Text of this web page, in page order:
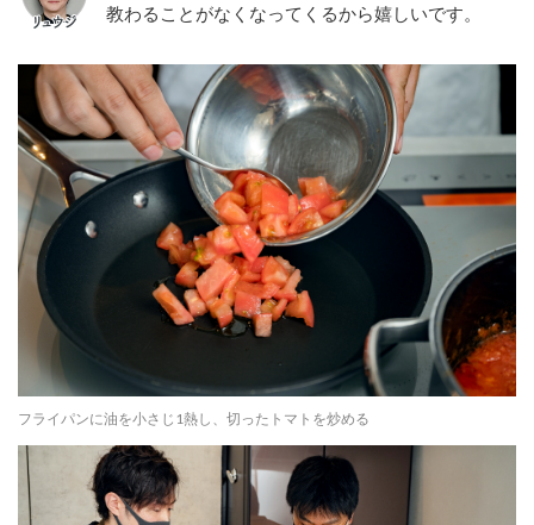
教わることがなくなってくるから嬉しいです。
フライパンに油を小さじ1熱し、切ったトマトを炒める